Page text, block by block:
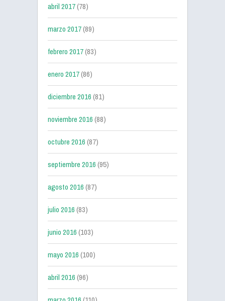
abril 2017(78)
marzo 2017(89)
febrero 2017(83)
enero 2017(86)
diciembre 2016(81)
noviembre 2016(88)
octubre 2016(87)
septiembre 2016(95)
agosto 2016(87)
julio 2016(83)
junio 2016(103)
mayo 2016(100)
abril 2016(96)